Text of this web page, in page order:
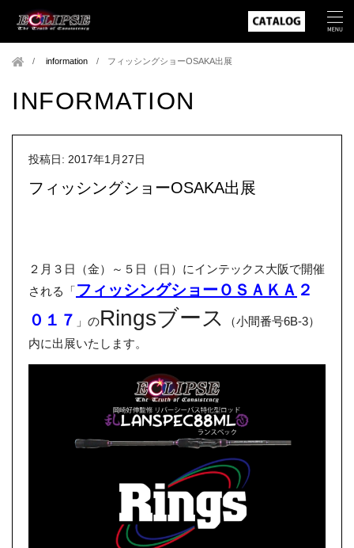
information / フィッシングショーOSAKA出展
INFORMATION
投稿日: 2017年1月27日
フィッシングショーOSAKA出展
２月３日（金）～５日（日）にインテックス大阪で開催
される「フィッシングショーＯＳＡＫＡ ２
０１７ 」のRingsブース
（小間番号6B-3）
内に出展いたします。